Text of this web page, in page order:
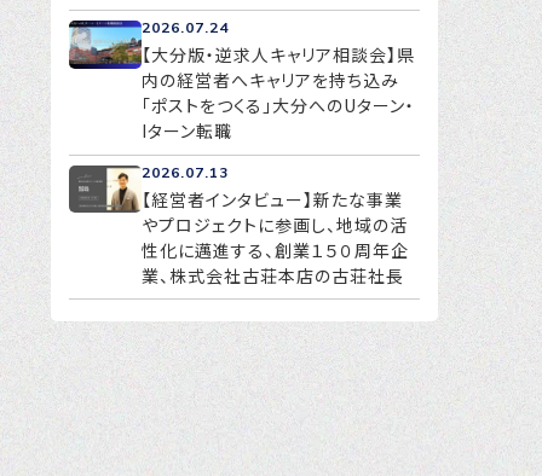
2026.07.24
【大分版・逆求人キャリア相談会】県
内の経営者へキャリアを持ち込み
「ポストをつくる」大分へのUターン・
Iターン転職
2026.07.13
【経営者インタビュー】新たな事業
やプロジェクトに参画し、地域の活
性化に邁進する、創業１５０周年企
業、株式会社古荘本店の古荘社長